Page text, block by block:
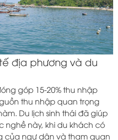
địa phương và du
góp 15-20% thu nhập
thu nhập quan trọng
Du lịch sinh thái đã giúp
này, khi du khách có
của ngư dân và tham quan